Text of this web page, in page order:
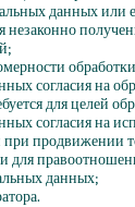
данных или
незаконно
согласия на
для целей
согласия на
продвижении
для
данных;